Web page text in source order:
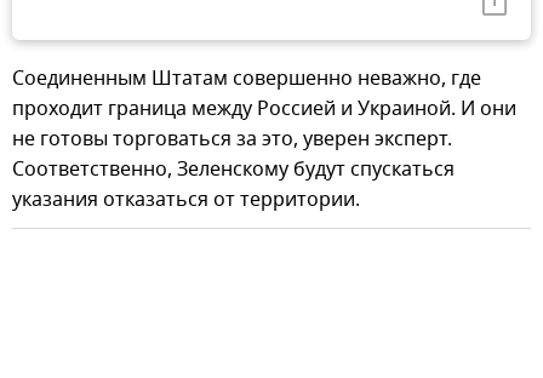
Соединенным Штатам совершенно неважно, где
проходит граница между Россией и Украиной. И они
не готовы торговаться за это, уверен эксперт.
Соответственно, Зеленскому будут спускаться
указания отказаться от территории.